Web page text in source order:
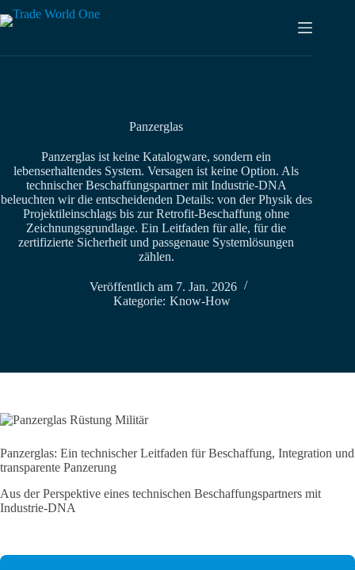
Inhalt
Panzerglas
Panzerglas ist keine Katalogware, sondern ein
lebenserhaltendes System. Versagen ist keine Option. Als
technischer Beschaffungspartner mit Industrie-DNA
beleuchten wir die entscheidenden Details: von der Physik des
Projektileinschlags bis zur Retrofit-Beschaffung ohne
Zeichnungsgrundlage. Ein Leitfaden für alle, für die
zertifizierte Sicherheit und passgenaue Systemlösungen
zählen.
Veröffentlich am 7. Jan. 2026
Kategorie: Know-How
Panzerglas: Ein technischer Leitfaden für Beschaffung, Integration und
transparente Panzerung
Aus der Perspektive eines technischen Beschaffungspartners mit
Industrie-DNA